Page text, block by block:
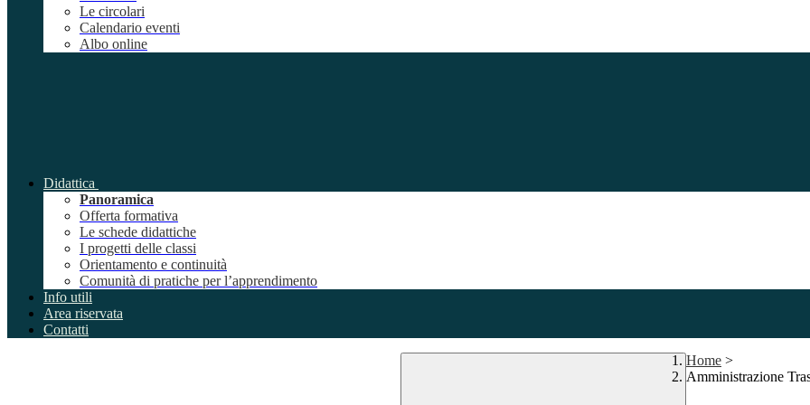
Le circolari
Calendario eventi
Albo online
Didattica
Panoramica
Offerta formativa
Le schede didattiche
I progetti delle classi
Orientamento e continuità
Comunità di pratiche per l’apprendimento
Info utili
Area riservata
Contatti
Home >
Amministrazione